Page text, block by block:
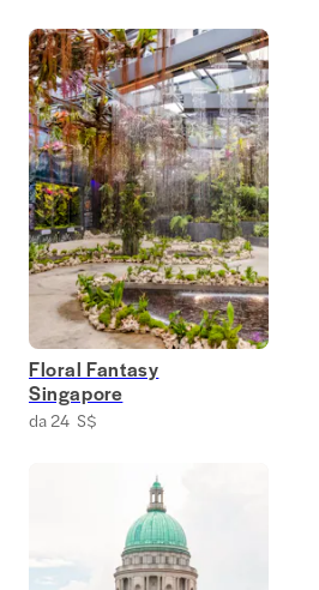
Floral Fantasy
Singapore
da 24 S$